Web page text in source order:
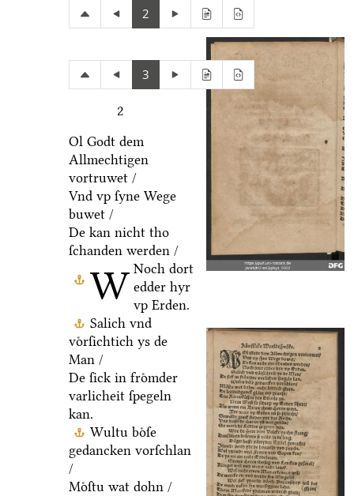
2
3
2
W
Ol Godt dem
Allmechtigen
vortruwet /
Vnd vp ſyne Wege
buwet /
De kan nicht tho
ſchanden werden /
Noch dort
edder hyr
vp Erden.
Salich vnd
voͤrſichtich ys de
Man /
De ſick in froͤmder
varlicheit ſpegeln
kan.
Wultu boͤſe
gedancken vorſchlan
/
Moͤſtu wat dohn /